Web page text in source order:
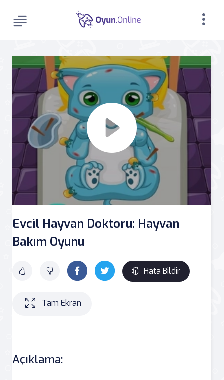
Evcil Hayvan Doktoru: Hayvan
Bakım Oyunu
Hata Bildir
Tam Ekran
Açıklama: